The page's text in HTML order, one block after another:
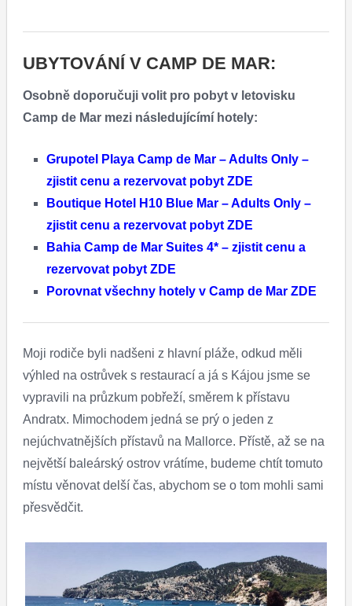
UBYTOVÁNÍ V CAMP DE MAR:
Osobně doporučuji volit pro pobyt v letovisku
Camp de Mar mezi následujícímí hotely:
Grupotel Playa Camp de Mar – Adults Only –
zjistit cenu a rezervovat pobyt ZDE
Boutique Hotel H10 Blue Mar – Adults Only –
zjistit cenu a rezervovat pobyt ZDE
Bahia Camp de Mar Suites 4* – zjistit cenu a
rezervovat pobyt ZDE
Porovnat všechny hotely v Camp de Mar ZDE
Moji rodiče byli nadšeni z hlavní pláže, odkud měli
výhled na ostrůvek s restaurací a já s Kájou jsme se
vypravili na průzkum pobřeží, směrem k přístavu
Andratx. Mimochodem jedná se prý o jeden z
nejúchvatnějších přístavů na Mallorce. Přístě, až se na
největší baleárský ostrov vrátíme, budeme chtít tomuto
místu věnovat delší čas, abychom se o tom mohli sami
přesvědčit.